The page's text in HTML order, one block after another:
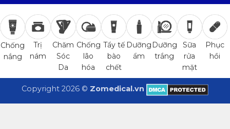
Chống
nắng
Trị
nám
Chăm
Sóc
Da
Chống
lão
hóa
Tẩy tế
bào
chết
Dưỡng
ẩm
Dưỡng
trắng
Sữa
rửa
mặt
Phục
hồi
Copyright 2026 © Zomedical.vn